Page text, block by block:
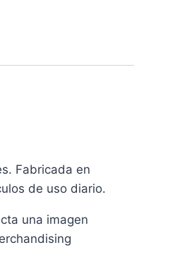
Fabricada en
de uso diario.
una imagen